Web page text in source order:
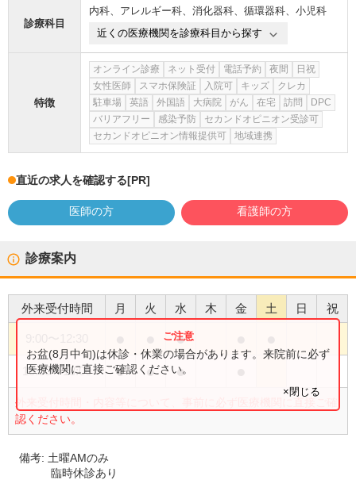
診療科目
内科、 アレルギー科、 消化器科、 循環器科、 小児科
近くの医療機関を診療科目から探す
特徴
オンライン診療 ネット受付 電話予約 夜間
日祝
女性医師
スマホ保険証 入院可 キッズ
クレカ
駐車場
英語 外国語 大病院 がん 在宅 訪問
DPC
バリアフリー
感染予防
セカンドオピニオン受診可
セカンドオピニオン情報提供可
地域連携
直近の求人を確認する[PR]
医師の方 看護師の方
診療案内
外来受付時間 月 火 水 木 金 土 日 祝
●
15:00〜18:00 ● ● ●
外来受付時間・内容等について、事前に必ず医療機関に直接ご確
認ください。
お盆(8月中旬)は休診・休業の場合があります。来院前に必ず
医療機関に直接ご確認ください。
×閉じる
備考: 土曜AMのみ
臨時休診あり